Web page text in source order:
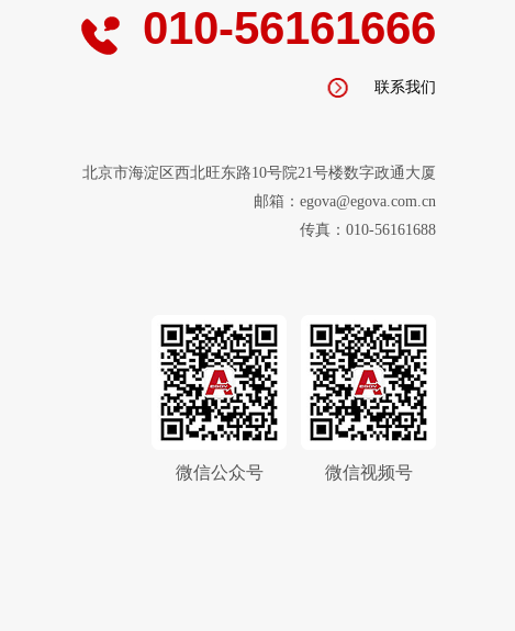
010-56161666
联系我们
北京市海淀区西北旺东路10号院21号楼数字政通大厦
邮箱：egova@egova.com.cn
传真：010-56161688
微信公众号 微信视频号